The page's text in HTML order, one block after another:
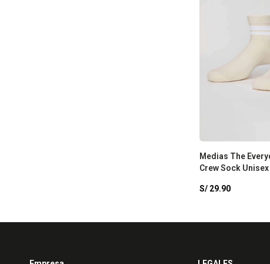
Medias The
Crew Sock Unisex
S/ 29.90